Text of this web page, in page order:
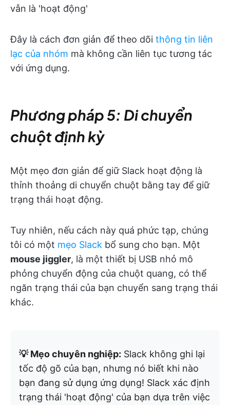
vẫn là 'hoạt động'
Đây là cách đơn giản để theo dõi thông tin liên
lạc của nhóm mà không cần liên tục tương tác
với ứng dụng.
Phương pháp 5: Di chuyển
chuột định kỳ
Một mẹo đơn giản để giữ Slack hoạt động là
thỉnh thoảng di chuyển chuột bằng tay để giữ
trạng thái hoạt động.
Tuy nhiên, nếu cách này quá phức tạp, chúng
tôi có một mẹo Slack bổ sung cho bạn. Một
mouse jiggler, là một thiết bị USB nhỏ mô
phỏng chuyển động của chuột quang, có thể
ngăn trạng thái của bạn chuyển sang trạng thái
khác.
💡 Mẹo chuyên nghiệp: Slack không ghi lại
tốc độ gõ của bạn, nhưng nó biết khi nào
bạn đang sử dụng ứng dụng! Slack xác định
trạng thái 'hoạt động' của bạn dựa trên việc